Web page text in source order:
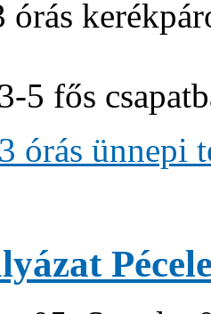
órás
5 fős
órás ünnepi